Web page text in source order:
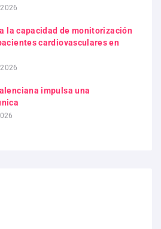
la capacidad de monitorización
cardiovasculares en
impulsa una